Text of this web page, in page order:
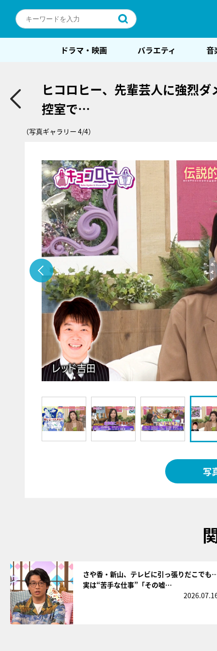
ドラマ・映画 バラエティ 音
ヒコロヒー、先輩芸人に強烈
控室で…
（写真ギャラリー 4/4）
写
さや香・新山、テレビに引っ張りだこでも
実は“苦手な仕事”「その嘘…